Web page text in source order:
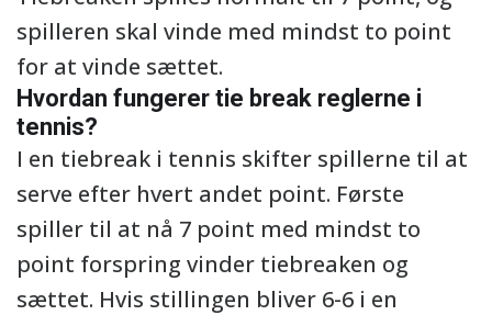
spilleren skal vinde med mindst to point
for at vinde sættet.
Hvordan fungerer tie break reglerne i
tennis?
I en tiebreak i tennis skifter spillerne til at
serve efter hvert andet point. Første
spiller til at nå 7 point med mindst to
point forspring vinder tiebreaken og
sættet. Hvis stillingen bliver 6-6 i en